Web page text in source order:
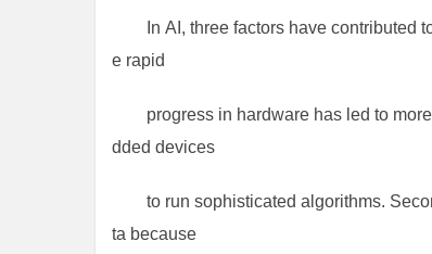
In AI, three factors have contributed
e rapid
progress in hardware has led to
dded devices
to run sophisticated algorithms.
ta because